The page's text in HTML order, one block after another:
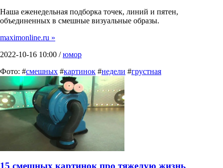
Наша еженедельная подборка точек, линий и пятен,
объединенных в смешные визуальные образы.
maximonline.ru »
2022-10-16 10:00 /юмор
Фото: #смешных #картинок #недели #грустная
15 смешных картинок про тяжелую жизнь